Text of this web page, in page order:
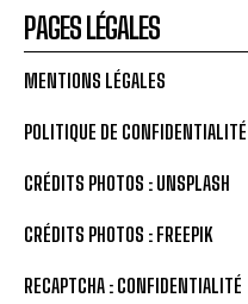
PAGES LÉGALES
MENTIONS LÉGALES
POLITIQUE DE CONFIDENTIALITÉ
CRÉDITS PHOTOS : UNSPLASH
CRÉDITS PHOTOS : FREEPIK
RECAPTCHA : CONFIDENTIALITÉ